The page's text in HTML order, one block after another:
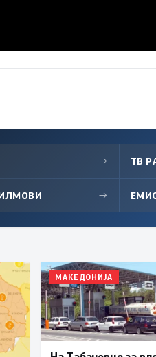
→ ТВ
→
МАКЕДОНИЈА